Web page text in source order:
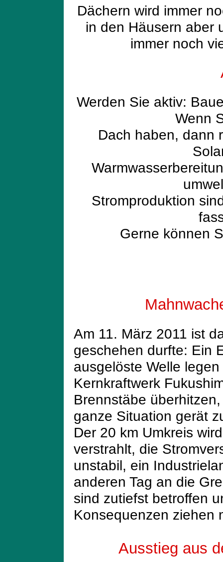
Dächern wird immer
in den Häusern aber
immer noch
Werden Sie aktiv:
Wenn
Dach haben, dann
Stromproduktion
Gerne können
Am 11. März 2011 ist
geschehen durfte: Ein
ausgelöste Welle
Kernkraftwerk
Brennstäbe
ganze Situation gerät
Der 20 km Umkreis
verstrahlt, die
unstabil, ein
anderen Tag an die
sind zutiefst betroffen
Konsequenzen ziehen
Ausstieg aus